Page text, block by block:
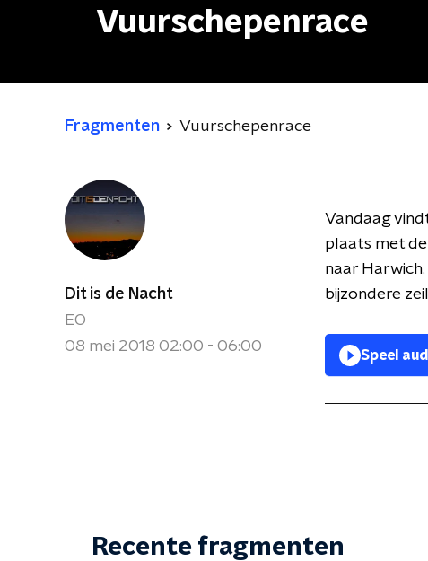
Vuurschepenrace
Fragmenten Vuurschepenrace
Dit is de Nacht
EO
08 mei 2018 02:00 - 06:00
Vandaag
plaats met
naar
bijzondere
Speel
Recente fragmenten